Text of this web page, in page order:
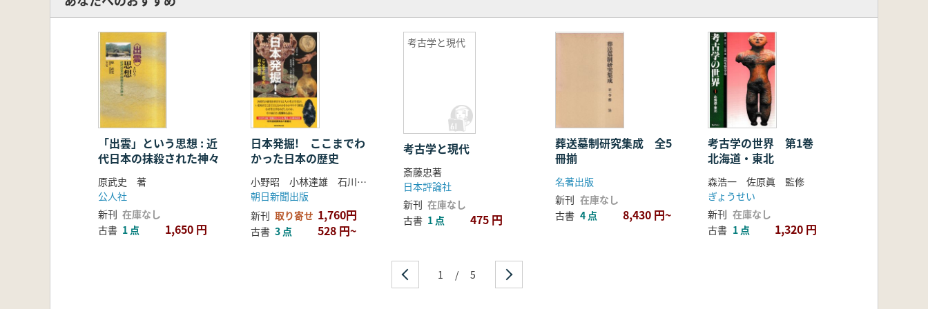
日本仏教思想の構造 / 玉城康四郎著
中世的知識体系の形成 / 黒田俊雄著
近世儒家における人性と知 / 子安宣邦著
国学における学問的自覚 : 契沖について / 梅谷文夫著
農書と陰陽説 / 飯沼二郎著
江戸思想における政治と知性 / 長尾龍一著
経済思想における日本的特性 / 塚谷晃弘著
平安朝の知識人 : 文章道と菅原道真 / 藤原克己著
日本の歴史における天皇の位置 : 平安時代における天皇の一断面 / 早川庄八著
日本の歴史における天皇の位置 : 芸能・演劇・文学の中の天皇制 / 森山重雄著
「出雲」という思想 : 近
代日本の抹殺された神々
原武史 著
公人社
新刊 在庫なし
古書 1 点 1,650 円
日本発掘! ここまでわ
かった日本の歴史
小野昭 小林達雄 石川日出志 著
朝日新聞出版
新刊 取り寄せ 1,760円
古書 3 点 528 円~
考古学と現代
考古学と現代
斎藤忠著
日本評論社
新刊 在庫なし
古書 1 点 475 円
葬送墓制研究集成 全5
冊揃
名著出版
新刊 在庫なし
古書 4 点 8,430 円~
考古学の世界 第1巻
北海道・東北
森浩一 佐原眞 監修
ぎょうせい
新刊 在庫なし
古書 1 点 1,320 円
1 / 5